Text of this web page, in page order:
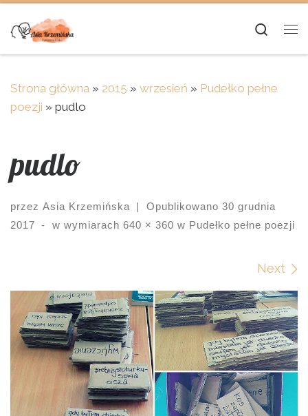
Skip to content
Strona główna » 2015 » wrzesień » Pudełko pełne
poezji » pudlo
pudlo
przez Asia Krzemińska | Opublikowano 30 grudnia
2017
- w wymiarach 640 × 360 w Pudełko pełne poezji
Next